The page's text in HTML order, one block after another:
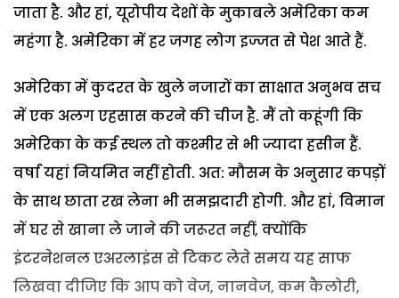
जाता है. और हां, यूरोपीय देशों के मुकाबले अमेरिका कम
महंगा है. अमेरिका में हर जगह लोग इज्जत से पेश आते हैं.
अमेरिका में कुदरत के खुले नजारों का साक्षात अनुभव सच
में एक अलग एहसास करने की चीज है. मैं तो कहूंगी कि
अमेरिका के कई स्थल तो कश्मीर से भी ज्यादा हसीन हैं.
वर्षा यहां नियमित नहीं होती. अत: मौसम के अनुसार कपड़ों
के साथ छाता रख लेना भी समझदारी होगी. और हां, विमान
में घर से खाना ले जाने की जरूरत नहीं, क्योंकि
इंटरनेशनल एअरलाइंस से टिकट लेते समय यह साफ
लिखवा दीजिए कि आप को वेज, नानवेज, कम कैलोरी,